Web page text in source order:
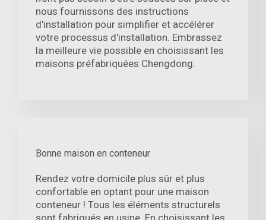
nous fournissons des instructions
d'installation pour simplifier et accélérer
votre processus d'installation. Embrassez
la meilleure vie possible en choisissant les
maisons préfabriquées Chengdong.
Bonne maison en conteneur
Rendez votre domicile plus sûr et plus
confortable en optant pour une maison
conteneur ! Tous les éléments structurels